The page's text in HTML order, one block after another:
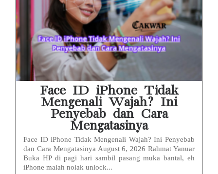
Face ID iPhone Tidak
Mengenali Wajah? Ini
Penyebab dan Cara
Mengatasinya
Face ID iPhone Tidak Mengenali Wajah? Ini Penyebab
dan Cara Mengatasinya August 6, 2026 Rahmat Yanuar
Buka HP di pagi hari sambil pasang muka bantal, eh
iPhone malah nolak unlock...